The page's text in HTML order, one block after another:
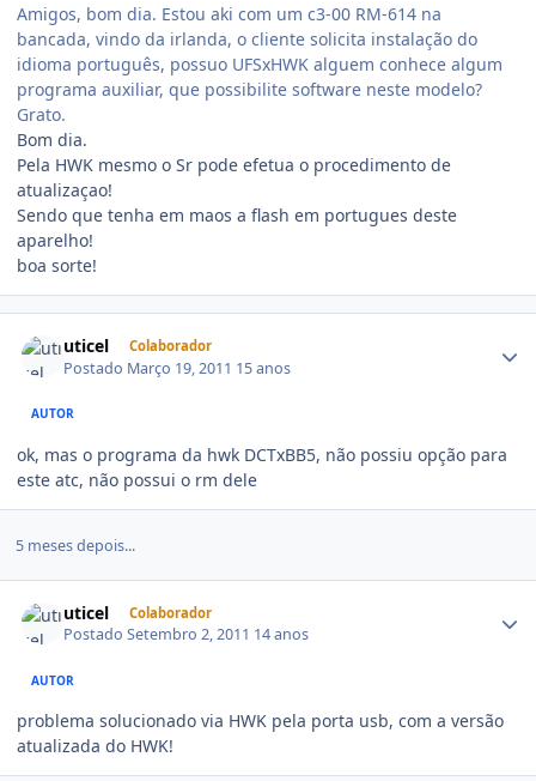
Amigos, bom dia. Estou aki com um c3-00 RM-614 na
bancada, vindo da irlanda, o cliente solicita instalação do
idioma português, possuo UFSxHWK alguem conhece algum
programa auxiliar, que possibilite software neste modelo?
Grato.
Bom dia.
Pela HWK mesmo o Sr pode efetua o procedimento de
atualizaçao!
Sendo que tenha em maos a flash em portugues deste
aparelho!
boa sorte!
uticel Colaborador
Postado Março 19, 2011 15 anos
AUTOR
ok, mas o programa da hwk DCTxBB5, não possiu opção para
este atc, não possui o rm dele
5 meses depois...
uticel Colaborador
PostadoSetembro 2, 2011 14 anos
AUTOR
problema solucionado via HWK pela porta usb, com a versão
atualizada do HWK!